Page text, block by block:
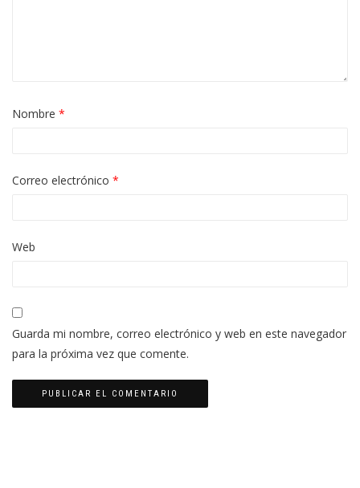
Nombre *
Correo electrónico *
Web
Guarda mi nombre, correo electrónico y web en este navegador
para la próxima vez que comente.